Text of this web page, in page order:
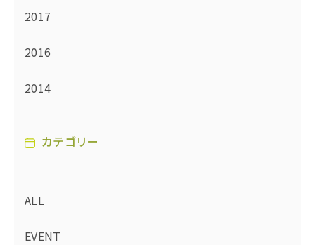
2017
2016
2014
カテゴリー
ALL
EVENT